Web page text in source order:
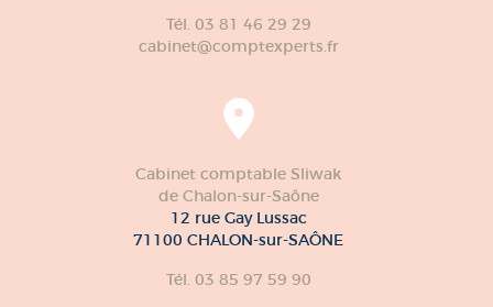
Tél. 03 81 46 29 29
cabinet@comptexperts.fr
Cabinet comptable Sliwak
de Chalon-sur-Saône
12 rue Gay Lussac
71100 CHALON-sur-SAÔNE
Tél. 03 85 97 59 90